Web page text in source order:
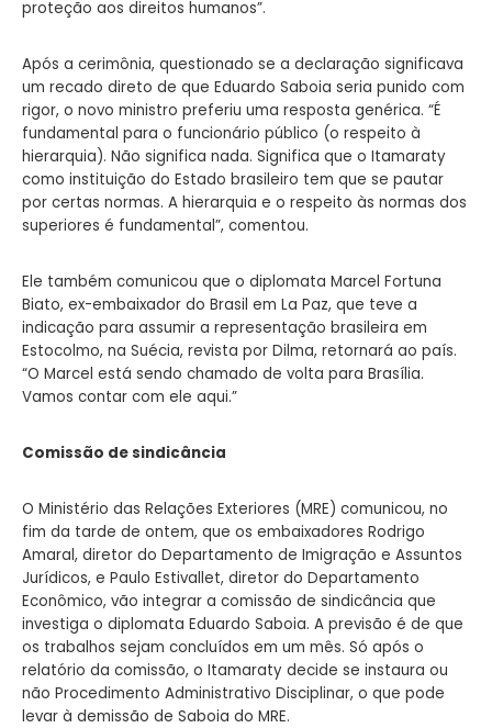
proteção aos direitos humanos”.
Após a cerimônia, questionado se a declaração significava
um recado direto de que Eduardo Saboia seria punido com
rigor, o novo ministro preferiu uma resposta genérica. “É
fundamental para o funcionário público (o respeito à
hierarquia). Não significa nada. Significa que o Itamaraty
como instituição do Estado brasileiro tem que se pautar
por certas normas. A hierarquia e o respeito às normas dos
superiores é fundamental”, comentou.
Ele também comunicou que o diplomata Marcel Fortuna
Biato, ex-embaixador do Brasil em La Paz, que teve a
indicação para assumir a representação brasileira em
Estocolmo, na Suécia, revista por Dilma, retornará ao país.
“O Marcel está sendo chamado de volta para Brasília.
Vamos contar com ele aqui.”
Comissão de sindicância
O Ministério das Relações Exteriores (MRE) comunicou, no
fim da tarde de ontem, que os embaixadores Rodrigo
Amaral, diretor do Departamento de Imigração e Assuntos
Jurídicos, e Paulo Estivallet, diretor do Departamento
Econômico, vão integrar a comissão de sindicância que
investiga o diplomata Eduardo Saboia. A previsão é de que
os trabalhos sejam concluídos em um mês. Só após o
relatório da comissão, o Itamaraty decide se instaura ou
não Procedimento Administrativo Disciplinar, o que pode
levar à demissão de Saboia do MRE.